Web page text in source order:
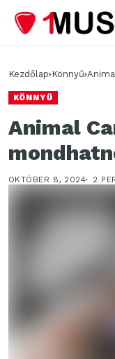
Kezdőlap Könnyű
KÖNNYŰ
Animal
OKTÓBER 8, 2024 2